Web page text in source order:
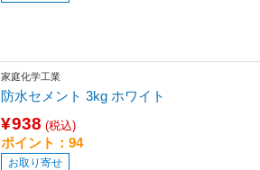
家庭化学工業
防水セメント 3kg ホワイト
¥938 (税込)
ポイント：94
お取り寄せ